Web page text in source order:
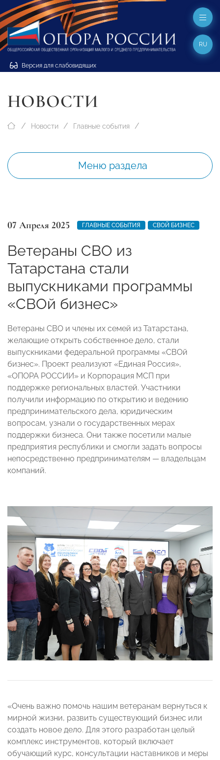
Версия для слабовидящих
RU
НОВОСТИ
Новости Главные события
Меню раздела
07 Апреля 2025 ГЛАВНЫЕ СОБЫТИЯ СВОЙ БИЗНЕС
Ветераны СВО из
Татарстана стали
выпускниками программы
«СВОй бизнес»
Ветераны СВО и члены их семей из Татарстана,
желающие открыть собственное дело, стали
выпускниками федеральной программы «СВОй
бизнес». Проект реализуют «Единая Россия»,
«ОПОРА РОССИИ» и Корпорация МСП при
поддержке региональных властей. Участники
получили информацию по открытию и ведению
предпринимательского дела, юридическим
вопросам, узнали о государственных мерах
поддержки бизнеса. Они также посетили малые
предприятия республики и смогли задать вопросы
непосредственно предпринимателям — владельцам
компаний.
«Очень важно помочь нашим ветеранам вернуться к
мирной жизни, развить существующий бизнес или
создать новое дело. Для этого разработан целый
комплекс инструментов, который включает
обучающий курс, консультации наставников и меры